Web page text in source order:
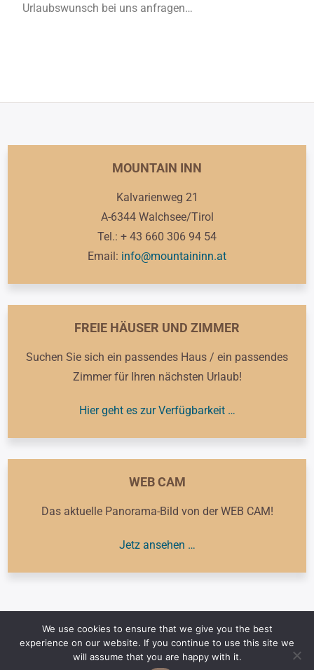
Urlaubswunsch bei uns anfragen…
MOUNTAIN INN
Kalvarienweg 21
A-6344 Walchsee/Tirol
Tel.: + 43 660 306 94 54
Email: info@mountaininn.at
FREIE HÄUSER UND ZIMMER
Suchen Sie sich ein passendes Haus / ein passendes
Zimmer für Ihren nächsten Urlaub!
Hier geht es zur Verfügbarkeit …
WEB CAM
Das aktuelle Panorama-Bild von der WEB CAM!
Jetz ansehen …
© 2026 Mountain Inn – Chalets – Walchsee – Tirol – Ihre kleinen
Ferienhäuser im Almhütten Stil
We use cookies to ensure that we give you the best
experience on our website. If you continue to use this site we
will assume that you are happy with it.